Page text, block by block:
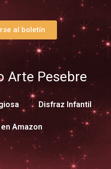
al boletín
Arte Pesebre
Disfraz Infantil
Amazon